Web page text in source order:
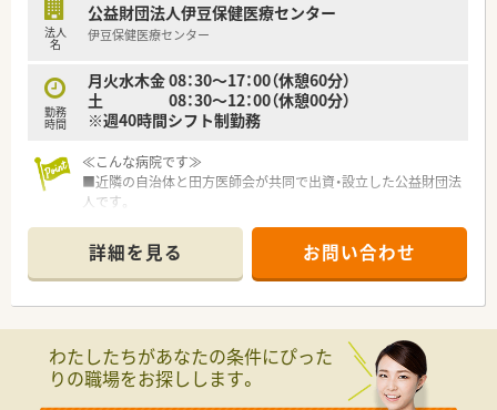
法人
名
公益財団法人伊豆保健医療センター
伊豆保健医療センター
勤務
時間
月火水木金 08：30～17：00（休憩60分）
土 08：30～12：00（休憩00分）
※週40時間シフト制勤務
≪こんな病院です≫
■近隣の自治体と田方医師会が共同で出資・設立した公益財団法
人です。
んで運営しています。
■同じ伊豆の国市内にある順天堂大学医学部附属静岡病院と非
常に強い連携体制を敷いています。
■急性期治療を終えた患者の受け入れや、回復期のリハビリ、在
■二次救急医療や抗がん剤による化学療法などの治療も行って
います。
詳細を見る お問い合わせ
わたしたちがあなたの条件にぴった
りの職場をお探しします。